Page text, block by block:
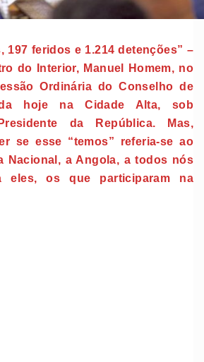
197 feridos e 1.214 detenções” –
do Interior, Manuel Homem, no
Ordinária do Conselho de
hoje na Cidade Alta, sob
da República. Mas,
se esse “temos” referia-se ao
Nacional, a Angola, a todos nós
eles, os que participaram na